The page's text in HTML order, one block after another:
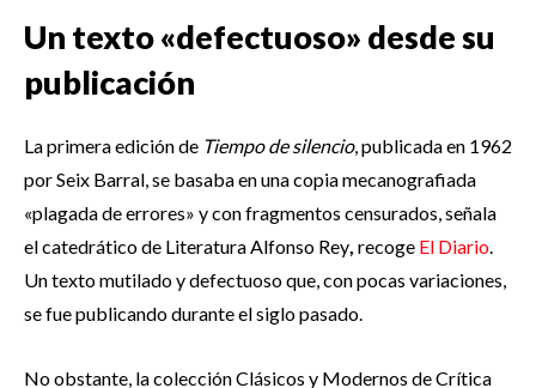
Un texto «defectuoso» desde su
publicación
La primera edición de Tiempo de silencio, publicada en 1962
por Seix Barral, se basaba en una copia mecanografiada
«plagada de errores» y con fragmentos censurados, señala
el catedrático de Literatura Alfonso Rey recoge El Diario
Un texto mutilado y defectuoso que, con pocas variaciones,
se fue publicando durante el siglo pasado.
No obstante, la colección Clásicos y Modernos de Crítica